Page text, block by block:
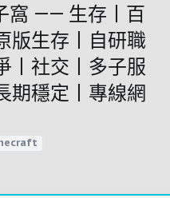
窩 —— 生存丨百
版生存丨自研職
丨社交丨多子服
期穩定丨專線網